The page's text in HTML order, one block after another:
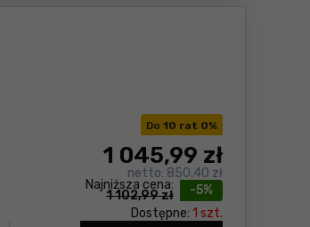
Do 10 rat 0%
-5%
Najniższa cena:
1 102,99 zł
1 045,99 zł
netto: 850,40 zł
Dostępne: 1 szt.